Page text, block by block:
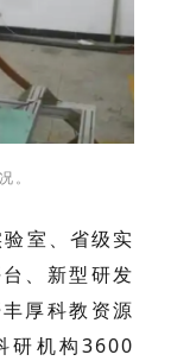
。
室、省级实
、新型研发
厚科教资源
研机构3600